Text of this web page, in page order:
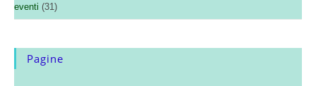
eventi (31)
Pagine